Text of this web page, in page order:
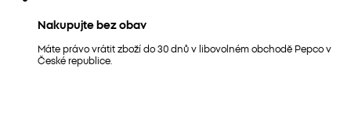
Nakupujte bez obav
Máte právo vrátit zboží do 30 dnů v libovolném obchodě Pepco v
České republice.